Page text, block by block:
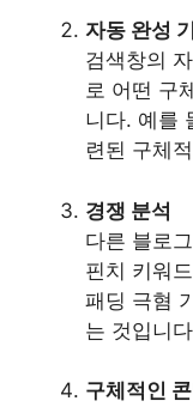
자동 완성
검색창의
로 어떤 구
니다. 예를
련된 구체
경쟁 분석
다른 블로
핀치 키워
패딩 극혐
는 것입니
구체적인